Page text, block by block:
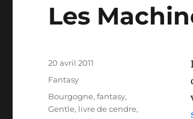
Les
Publié
20 avril 2011
Catégories
Fantasy
Étiquettes
Bourgogne,fantasy,
Gentle, livre de cendre,